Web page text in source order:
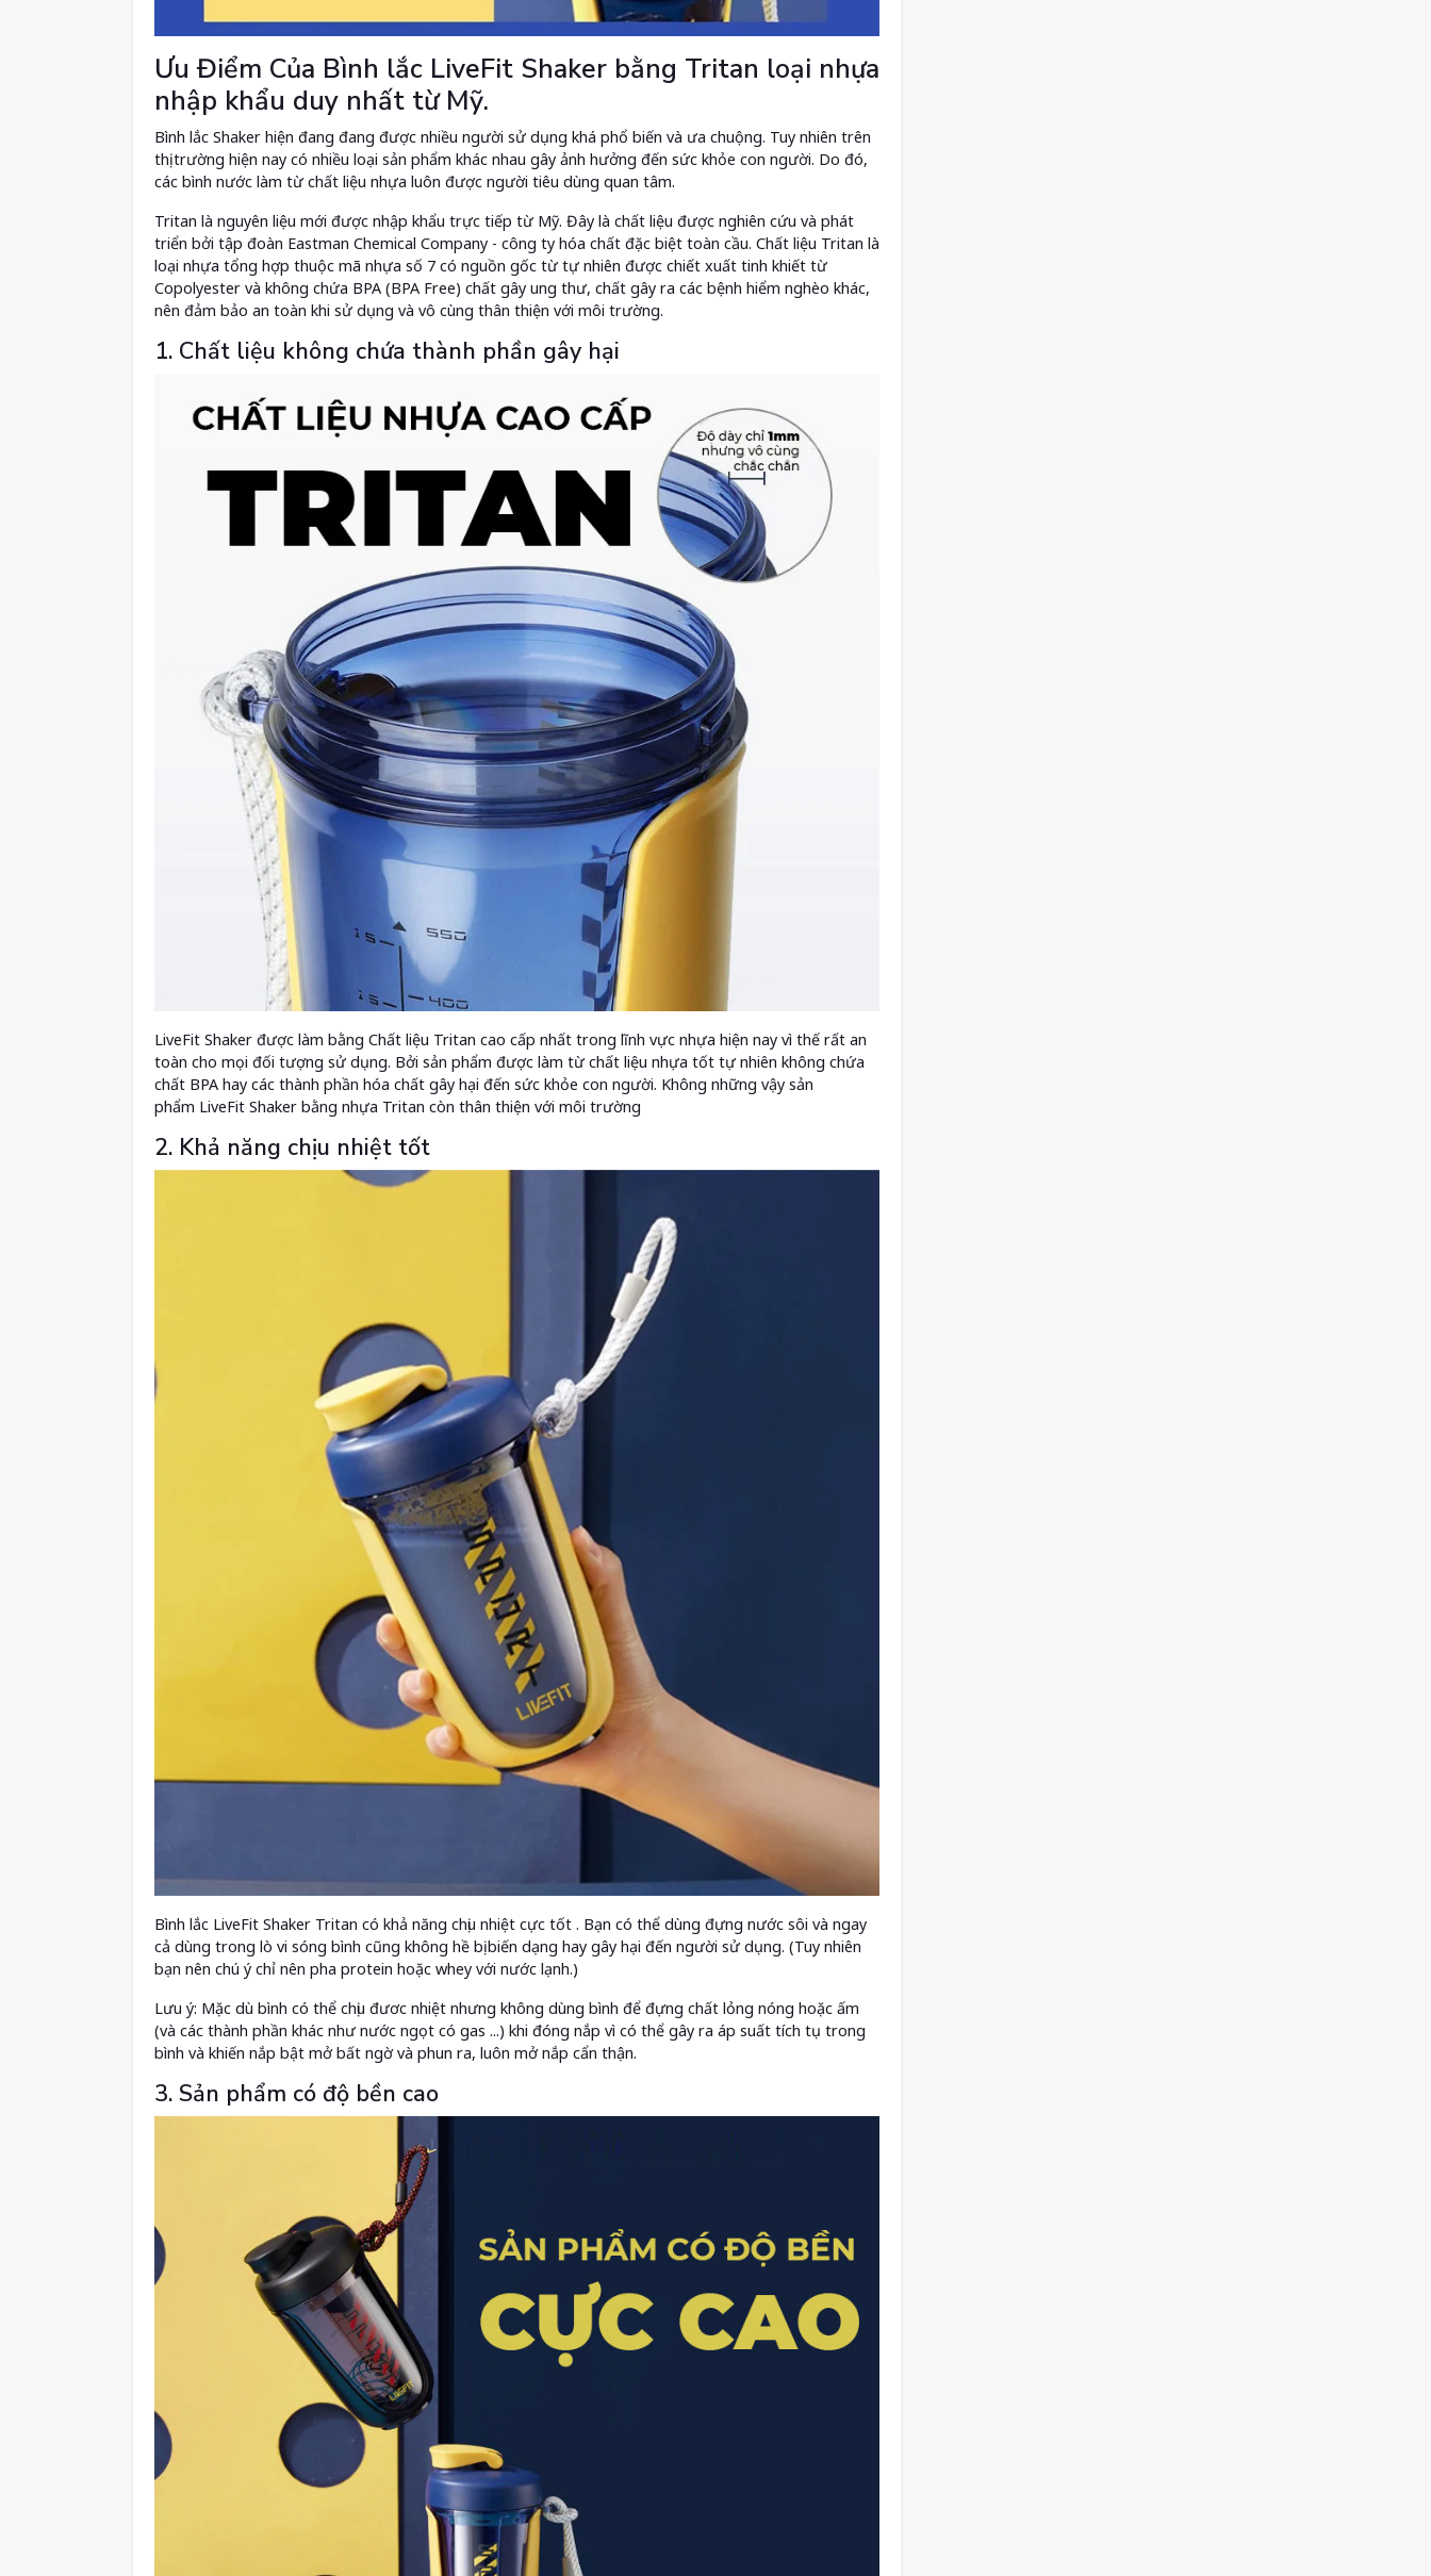
Ưu Điểm Của Bình lắc LiveFit Shaker bằng Tritan loại nhựa
nhập khẩu duy nhất từ Mỹ.
Bình lắc Shaker hiện đang đang được nhiều người sử dụng khá phổ biến và ưa chuộng. Tuy nhiên trên
thị trường hiện nay có nhiều loại sản phẩm khác nhau gây ảnh hưởng đến sức khỏe con người. Do đó,
các bình nước làm từ chất liệu nhựa luôn được người tiêu dùng quan tâm.
Tritan là nguyên liệu mới được nhập khẩu trực tiếp từ Mỹ. Đây là chất liệu được nghiên cứu và phát
triển bởi tập đoàn Eastman Chemical Company - công ty hóa chất đặc biệt toàn cầu. Chất liệu Tritan là
loại nhựa tổng hợp thuộc mã nhựa số 7 có nguồn gốc từ tự nhiên được chiết xuất tinh khiết từ
Copolyester và không chứa BPA (BPA Free) chất gây ung thư, chất gây ra các bệnh hiểm nghèo khác,
nên đảm bảo an toàn khi sử dụng và vô cùng thân thiện với môi trường.
1. Chất liệu không chứa thành phần gây hại
LiveFit Shaker được làm bằng Chất liệu Tritan cao cấp nhất trong lĩnh vực nhựa hiện nay vì thế rất an
toàn cho mọi đối tượng sử dụng. Bởi sản phẩm được làm từ chất liệu nhựa tốt tự nhiên không chứa
chất BPA hay các thành phần hóa chất gây hại đến sức khỏe con người. Không những vậy sản
phẩm LiveFit Shaker bằng nhựa Tritan còn thân thiện với môi trường
2. Khả năng chịu nhiệt tốt
Bình lắc LiveFit Shaker Tritan có khả năng chịu nhiệt cực tốt . Bạn có thể dùng đựng nước sôi và ngay
cả dùng trong lò vi sóng bình cũng không hề bị biến dạng hay gây hại đến người sử dụng. (Tuy nhiên
bạn nên chú ý chỉ nên pha protein hoặc whey với nước lạnh.)
Lưu ý: Mặc dù bình có thể chịu đươc nhiệt nhưng không dùng bình để đựng chất lỏng nóng hoặc ấm
(và các thành phần khác như nước ngọt có gas ...) khi đóng nắp vì có thể gây ra áp suất tích tụ trong
bình và khiến nắp bật mở bất ngờ và phun ra, luôn mở nắp cẩn thận.
3. Sản phẩm có độ bền cao